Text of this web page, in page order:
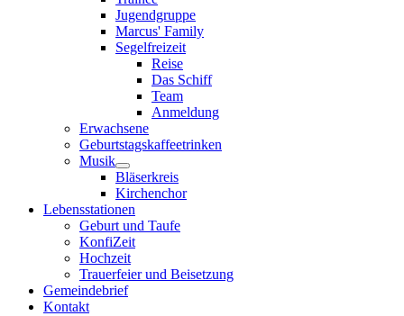
Jugendgruppe
Marcus' Family
Segelfreizeit
Reise
Das Schiff
Team
Anmeldung
Erwachsene
Geburtstagskaffeetrinken
Musik
Bläserkreis
Kirchenchor
Lebensstationen
Geburt und Taufe
KonfiZeit
Hochzeit
Trauerfeier und Beisetzung
Gemeindebrief
Kontakt